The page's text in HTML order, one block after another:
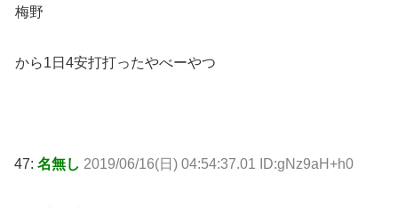
梅野
から1日4安打打ったやべーやつ
47: 名無し 2019/06/16(日) 04:54:37.01 ID:gNz9aH+h0